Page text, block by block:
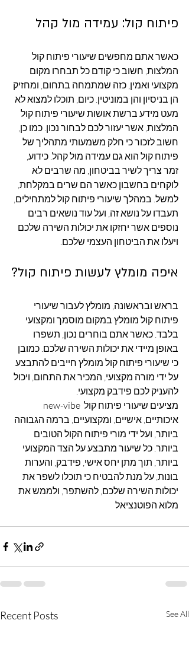
פיתוח קול: עמידה מול קהל
כאשר אתם מחפשים שיעורי פיתוח קול
המלצות, חשוב כי קודם כל תבחרו מקום
מקצועי ואמין, כזה שמתמחה בתחום, ומחזיק
הן בניסיון והן במוניטין. כיום, תוכלו למצוא לא
מעט מידע ברשת אושות שיעורי פיתוח קול
המלצות, אשר יעזור לכם לבחור נכון. כמו כן,
חשוב לזכור כי חלק משמעותי מתהליך של
פיתוח קול הוא גם עמידה מול קהל. כידוע,
זמר צריך לשיר בביטחון, מה שרבים לא
לוקחים בחשבון כאשר הם שרים במקלחת,
למשל. במהלך שיעורי פיתוח קול למתחילים,
תעבדו על נושא זה, ועל עוד נושאים רבים
נוספים אשר יחזקו את יכולות השירה שלכם
ויעלו את הביטחון העצמי שלכם.
איפה מומלץ לעשות פיתוח קול?
בראש ובראשונה, מומלץ לעבור שיעורי
פיתוח קול מומלץ במקום מוסמך ומקצועי
בלבד. כאשר אתם בוחרים נכון, תשפרו
באופן מיידי את יכולות השירה שלכם. כמובן
כי שיעורי פיתוח קול מומלץ חייבים להתבצע
על ידי מורה מקצועי, המכיר את התחום, ויכול
להעניק לכם פידבק מקצועי.
new-vibe מציעים שיעורי פיתוח קול
איכותיים, אישיים, ומקצועיים, ברמה הגבוהה
ביותר, ועל ידי מורי פיתוח הקול הטובים
ביותר. כל שיעור מתבצע על הצד המקצועי
ביותר, תוך מתן יחס אישי, פידבק, והערות
בונות, על מנת להבטיח כי תוכלו לשפר את
יכולות השירה שלכם, להשתפר, ולממש את
מלוא הפוטנציאל
Recent Posts See All